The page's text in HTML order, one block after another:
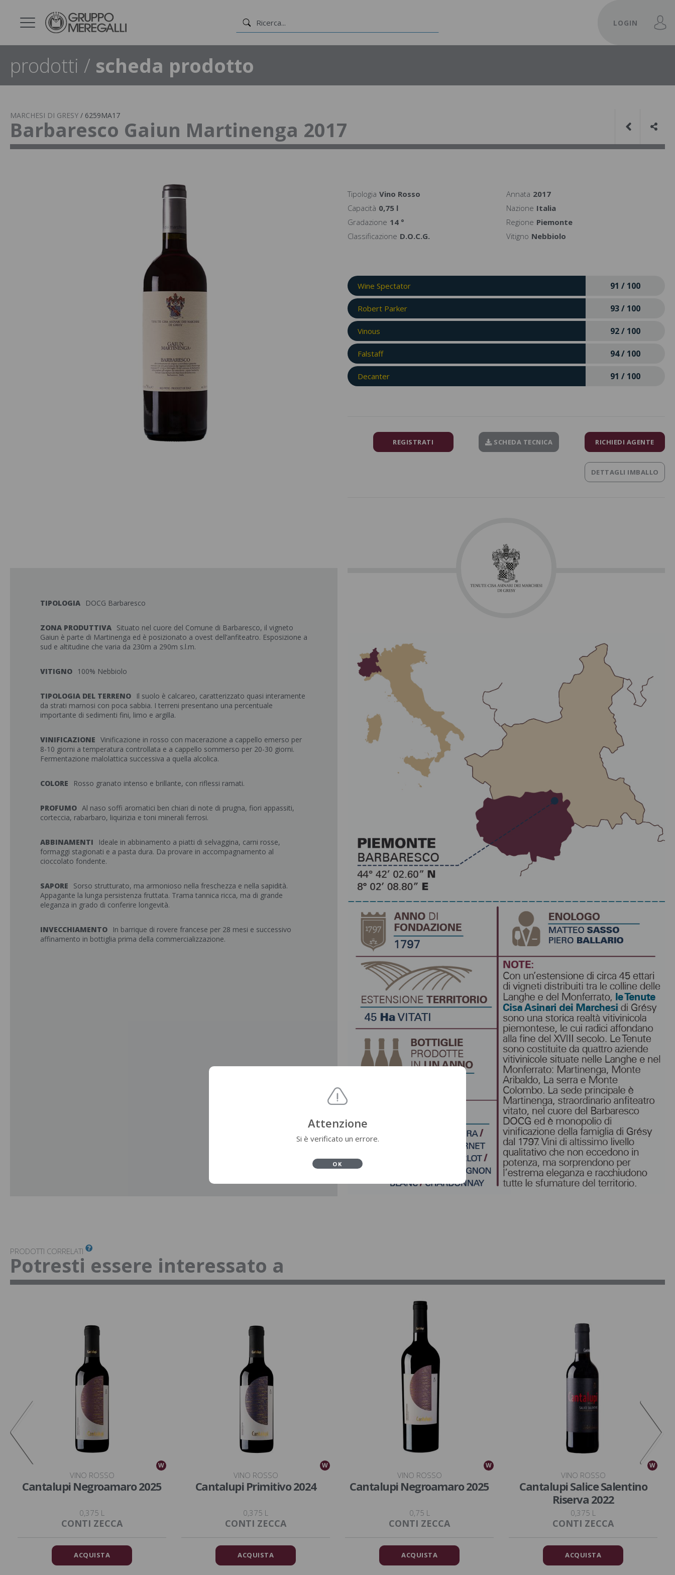
LOGIN
prodotti / scheda prodotto
MARCHESI DI GRESY / 6259MA17
Barbaresco Gaiun Martinenga 2017
Tipologia Vino Rosso Annata 2017
Capacità 0,75 l Nazione Italia
Gradazione 14 ° Regione Piemonte
Classificazione D.O.C.G. Vitigno Nebbiolo
Wine Spectator 91 / 100
Robert Parker 93 / 100
Vinous 92 / 100
Falstaff 94 / 100
Decanter 91 / 100
REGISTRATI SCHEDA TECNICA RICHIEDI AGENTE
DETTAGLI IMBALLO
TIPOLOGIA DOCG Barbaresco
ZONA PRODUTTIVA Situato nel cuore del Comune di Barbaresco, il vigneto
Gaiun è parte di Martinenga ed è posizionato a ovest dell’anfiteatro. Esposizione a
sud e altitudine che varia da 230m a 290m s.l.m.
VITIGNO 100% Nebbiolo
TIPOLOGIA DEL TERRENO
Il suolo è calcareo, caratterizzato quasi interamente
da strati marnosi con poca sabbia. I terreni presentano una percentuale
importante di sedimenti fini, limo e argilla.
VINIFICAZIONE Vinificazione in rosso con macerazione a cappello emerso per
8-10 giorni a temperatura controllata e a cappello sommerso per 20-30 giorni.
Fermentazione malolattica successiva a quella alcolica.
COLORE Rosso granato intenso e brillante, con riflessi ramati.
PROFUMO Al naso soffi aromatici ben chiari di note di prugna, fiori appassiti,
corteccia, rabarbaro, liquirizia e toni minerali ferrosi.
ABBINAMENTI
Ideale in abbinamento a piatti di selvaggina, carni rosse,
formaggi stagionati e a pasta dura. Da provare in accompagnamento al
cioccolato fondente.
SAPORE
Sorso strutturato, ma armonioso nella freschezza e nella sapidità.
Appagante la lunga persistenza fruttata. Trama tannica ricca, ma di grande
eleganza in grado di conferire longevità.
INVECCHIAMENTO
In barrique di rovere francese per 28 mesi e successivo
affinamento in bottiglia prima della commercializzazione.
PRODOTTI CORRELATI
Potresti essere interessato a
W
VINO ROSSO
Cantalupi Negroamaro 2025
0,375 L
CONTI ZECCA
ACQUISTA
W
VINO ROSSO
Cantalupi Primitivo 2024
0,375 L
CONTI ZECCA
ACQUISTA
W
VINO ROSSO
Cantalupi Negroamaro 2025
0,75 L
CONTI ZECCA
ACQUISTA
W
VINO ROSSO
Cantalupi Salice Salentino
Riserva 2022
0,375 L
CONTI ZECCA
ACQUISTA
Attenzione
Si è verificato un errore.
OK